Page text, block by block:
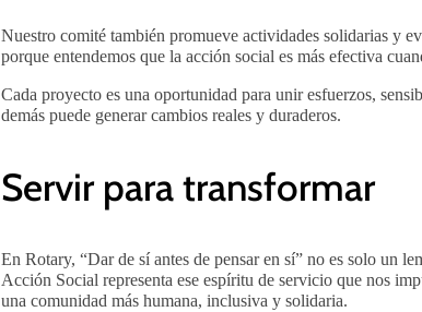
Nuestro comité también promueve actividades solidarias y
porque entendemos que la acción social es más efectiva
Cada proyecto es una oportunidad para unir esfuerzos,
demás puede generar cambios reales y duraderos.
Servir para transformar
En Rotary, “Dar de sí antes de pensar en sí” no es solo un
Acción Social representa ese espíritu de servicio que nos
una comunidad más humana, inclusiva y solidaria.